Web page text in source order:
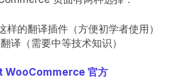
样的翻译插件（方便初学者使用）
译（需要中等技术知识）
WooCommerce 官方